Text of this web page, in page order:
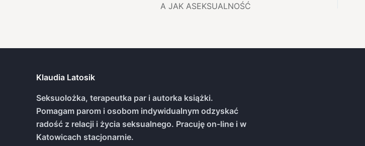
A JAK ASEKSUALNOŚĆ
Klaudia Latosik
Seksuolożka, terapeutka par i autorka książki.
Pomagam parom i osobom indywidualnym odzyskać
radość z relacji i życia seksualnego. Pracuję on-line i w
Katowicach stacjonarnie.